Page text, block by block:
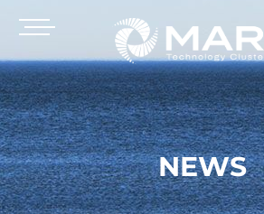
NEWS